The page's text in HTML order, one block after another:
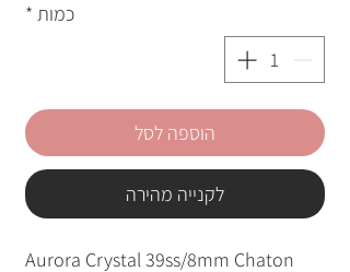
כמות *
הוספה לסל
לקנייה מהירה
Aurora Crystal 39ss/8mm Chaton